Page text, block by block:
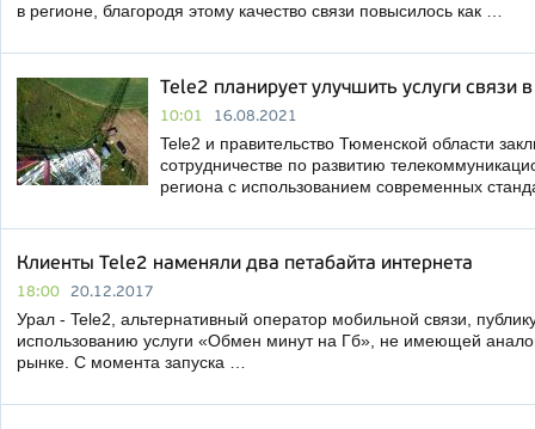
в регионе, благородя этому качество связи повысилось как …
Tele2 планирует улучшить услуги связи
10:01 16.08.2021
Tele2 и правительство Тюменской области
сотрудничестве по развитию
региона с использованием современных
Клиенты Tele2 наменяли два петабайта интернета
18:00 20.12.2017
Урал - Tele2, альтернативный оператор мобильной связи,
использованию услуги «Обмен минут на Гб», не имеющей
рынке. С момента запуска …